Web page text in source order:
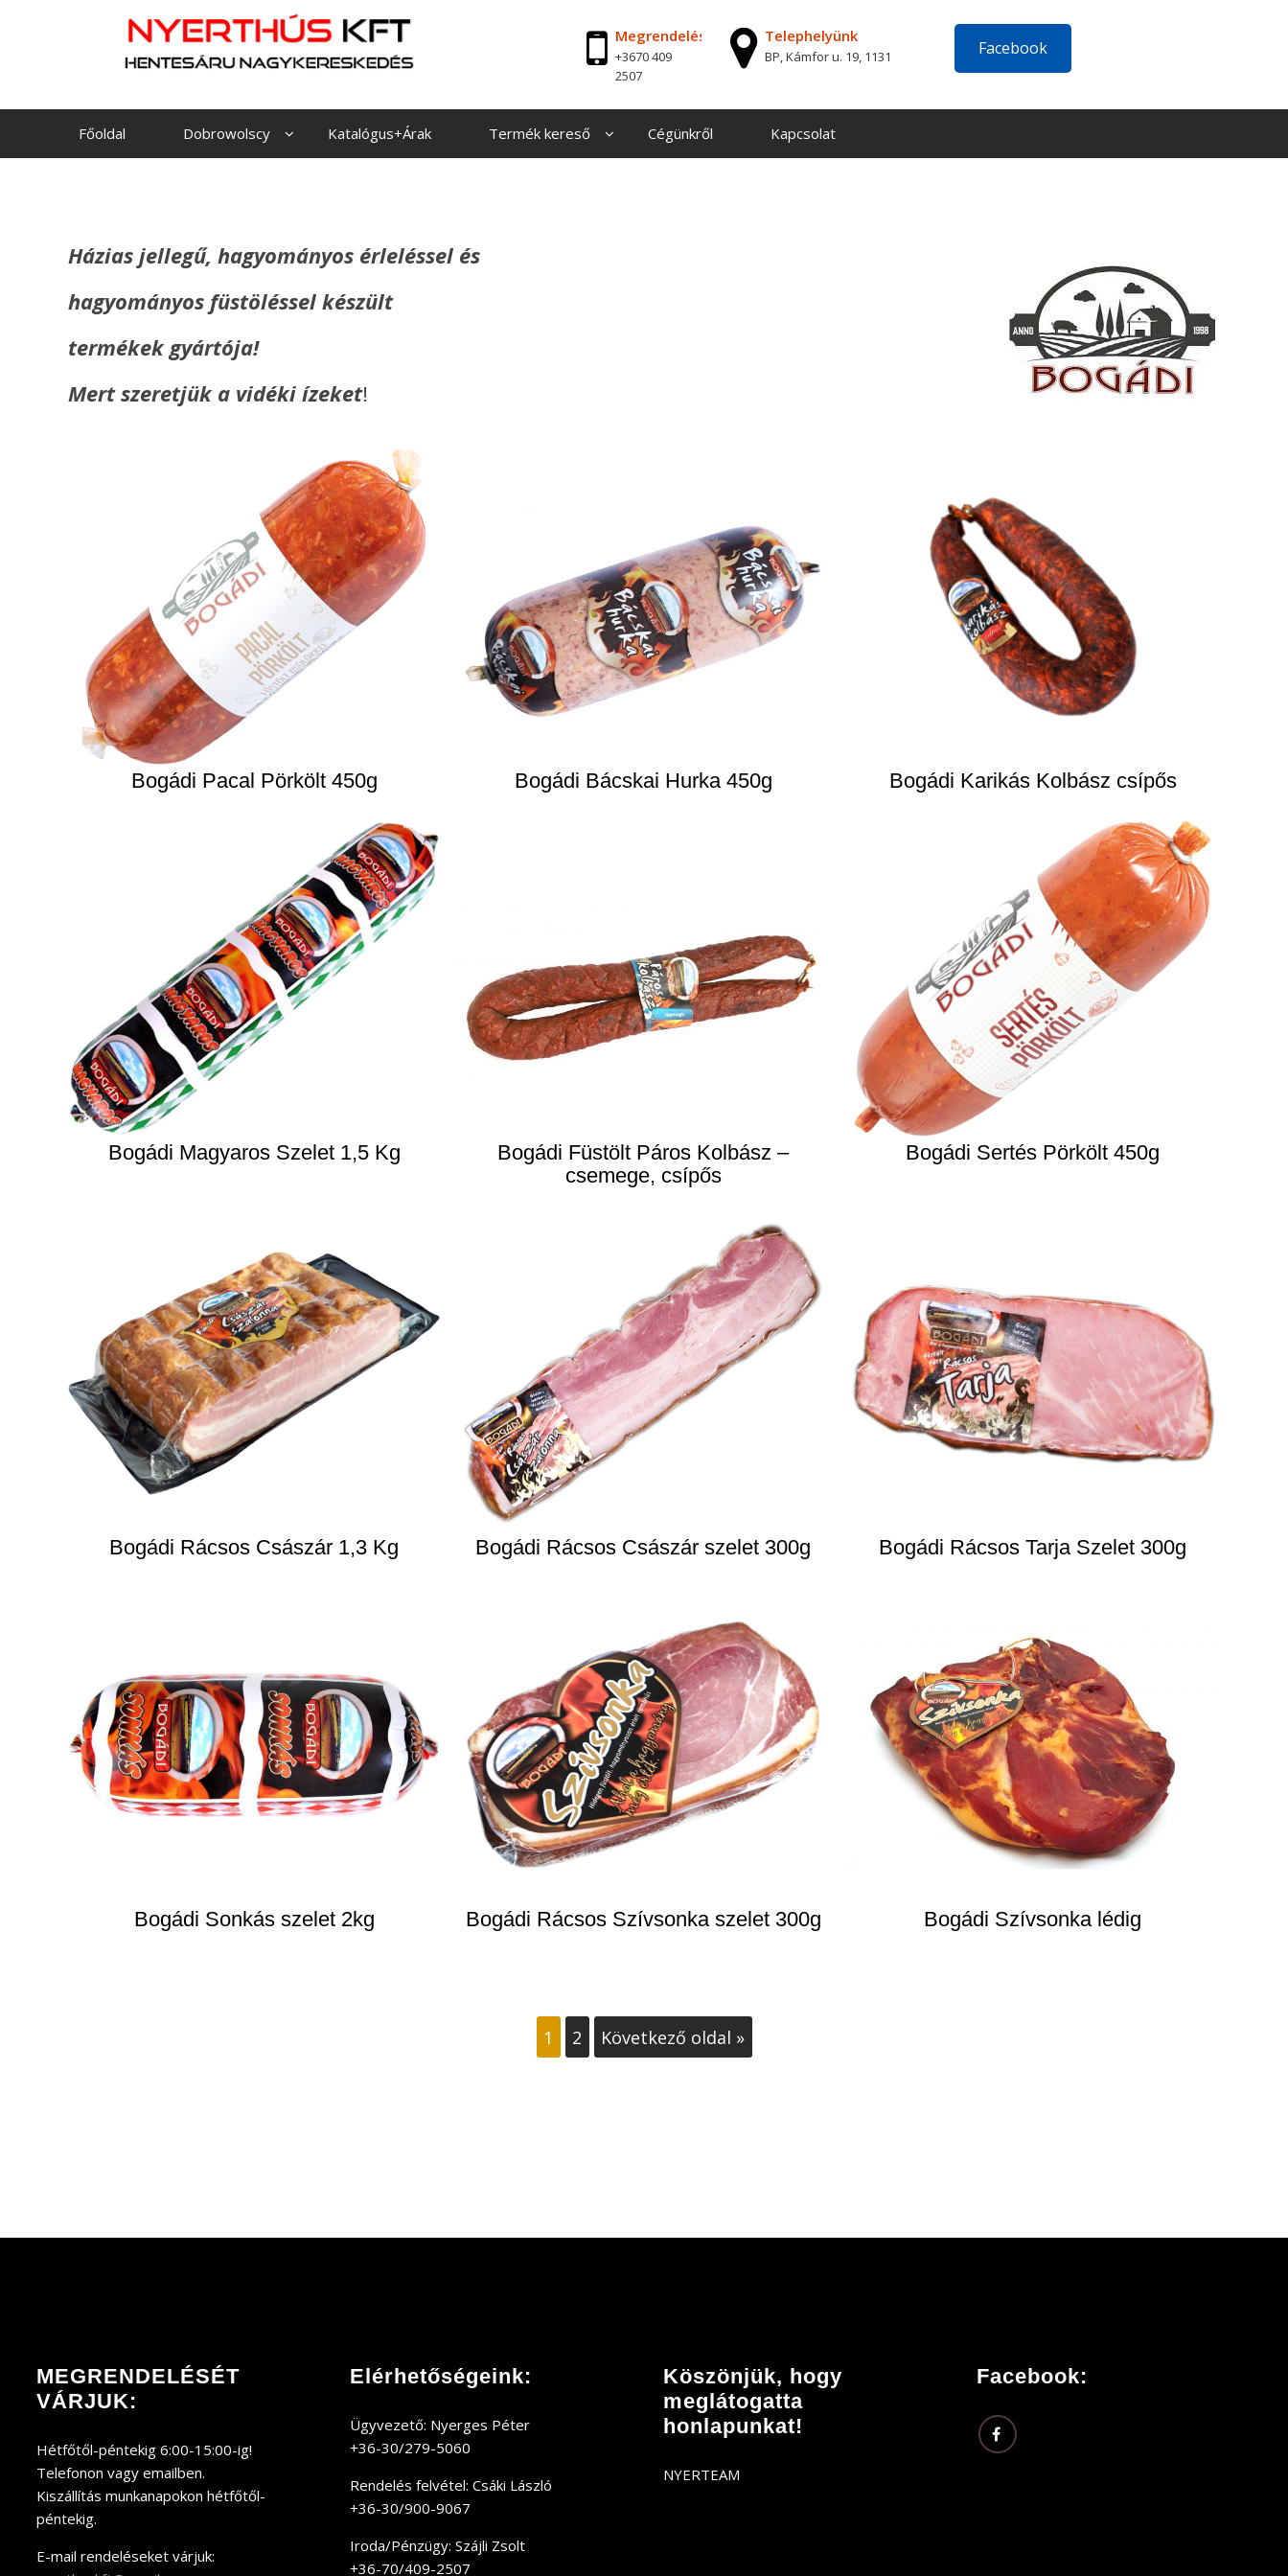
Megrendelés
+3670 409
2507
Telephelyünk
BP, Kámfor u. 19, 1131 Facebook
Főoldal Dobrowolscy Katalógus+Árak Termék kereső Cégünkről Kapcsolat
Házias jellegű, hagyományos érleléssel és
hagyományos füstöléssel készült
termékek gyártója!
Mert szeretjük a vidéki ízeket!
Bogádi Pacal Pörkölt 450g Bogádi Bácskai Hurka 450g Bogádi Karikás Kolbász csípős
Bogádi Magyaros Szelet 1,5 Kg
Bogádi Füstölt Páros Kolbász –
csemege, csípős
Bogádi Sertés Pörkölt 450g
Bogádi Rácsos Császár 1,3 Kg Bogádi Rácsos Császár szelet 300g Bogádi Rácsos Tarja Szelet 300g
Bogádi Sonkás szelet 2kg Bogádi Rácsos Szívsonka szelet 300g Bogádi Szívsonka lédig
1 2 Következő oldal »
MEGRENDELÉSÉT
VÁRJUK:
Hétfőtől-péntekig 6:00-15:00-ig!
Telefonon vagy emailben.
Kiszállítás munkanapokon hétfőtől-
péntekig.
E-mail rendeléseket várjuk:
Elérhetőségeink:
Ügyvezető: Nyerges Péter
+36-30/279-5060
Rendelés felvétel: Csáki László
+36-30/900-9067
Iroda/Pénzügy: Szájli Zsolt
+36-70/409-2507
Köszönjük, hogy
meglátogatta
honlapunkat!
NYERTEAM
Facebook: